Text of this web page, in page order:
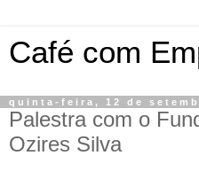
Café com
quinta-feira, 12 de
Palestra com o
Ozires Silva